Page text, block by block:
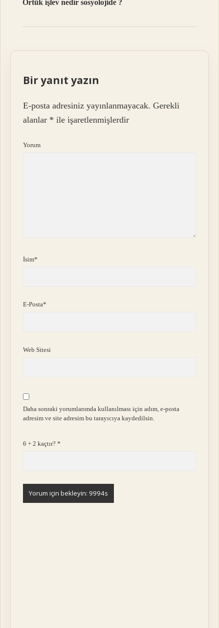
Örtük işlev nedir sosyolojide ?
Bir yanıt yazın
E-posta adresiniz yayınlanmayacak. Gerekli
alanlar * ile işaretlenmişlerdir
Yorum
İsim*
E-Posta*
Web Sitesi
Daha sonraki yorumlarımda kullanılması için adım, e-posta
adresim ve site adresim bu tarayıcıya kaydedilsin.
6 + 2 kaçtır?*